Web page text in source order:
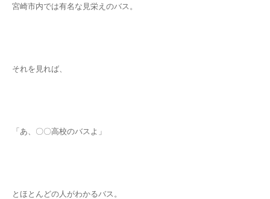
宮崎市内では有名な見栄えのバス。
それを見れば、
「あ、〇〇高校のバスよ」
とほとんどの人がわかるバス。